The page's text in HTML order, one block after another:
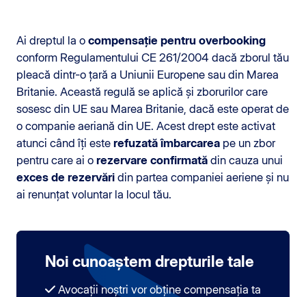
Ai dreptul la o compensație pentru overbooking
conform Regulamentului CE 261/2004 dacă zborul tău
pleacă dintr-o țară a Uniunii Europene sau din Marea
Britanie. Această regulă se aplică și zborurilor care
sosesc din UE sau Marea Britanie, dacă este operat de
o companie aeriană din UE. Acest drept este activat
atunci când îți este refuzată îmbarcarea pe un zbor
pentru care ai o rezervare confirmată din cauza unui
exces de rezervări din partea companiei aeriene și nu
ai renunțat voluntar la locul tău.
Noi cunoaștem drepturile tale
Avocații noștri vor obține compensația ta